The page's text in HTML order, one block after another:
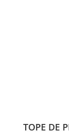
TOPE DE